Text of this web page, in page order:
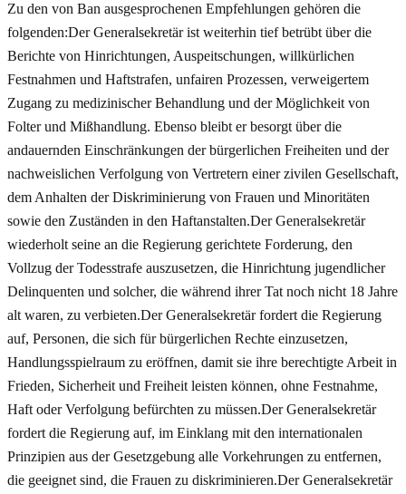
Zu den von Ban ausgesprochenen Empfehlungen gehören die
folgenden:Der Generalsekretär ist weiterhin tief betrübt über die
Berichte von Hinrichtungen, Auspeitschungen, willkürlichen
Festnahmen und Haftstrafen, unfairen Prozessen, verweigertem
Zugang zu medizinischer Behandlung und der Möglichkeit von
Folter und Mißhandlung. Ebenso bleibt er besorgt über die
andauernden Einschränkungen der bürgerlichen Freiheiten und der
nachweislichen Verfolgung von Vertretern einer zivilen Gesellschaft,
dem Anhalten der Diskriminierung von Frauen und Minoritäten
sowie den Zuständen in den Haftanstalten.Der Generalsekretär
wiederholt seine an die Regierung gerichtete Forderung, den
Vollzug der Todesstrafe auszusetzen, die Hinrichtung jugendlicher
Delinquenten und solcher, die während ihrer Tat noch nicht 18 Jahre
alt waren, zu verbieten.Der Generalsekretär fordert die Regierung
auf, Personen, die sich für bürgerlichen Rechte einzusetzen,
Handlungsspielraum zu eröffnen, damit sie ihre berechtigte Arbeit in
Frieden, Sicherheit und Freiheit leisten können, ohne Festnahme,
Haft oder Verfolgung befürchten zu müssen.Der Generalsekretär
fordert die Regierung auf, im Einklang mit den internationalen
Prinzipien aus der Gesetzgebung alle Vorkehrungen zu entfernen,
die geeignet sind, die Frauen zu diskriminieren.Der Generalsekretär